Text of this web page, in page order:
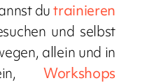
dutrainieren
und selbst
allein und in
Workshops